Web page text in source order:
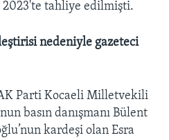
2023'te tahliye edilmişti.
nedeniyle gazeteci
Parti Kocaeli Milletvekili
basın danışmanı Bülent
kardeşi olan Esra